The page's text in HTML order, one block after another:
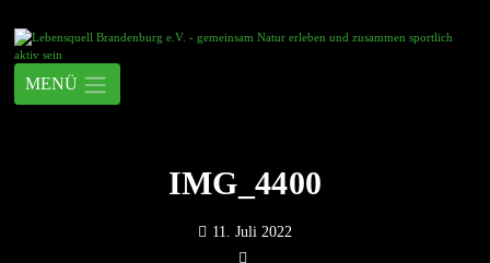
IMG_4400
11. Juli 2022